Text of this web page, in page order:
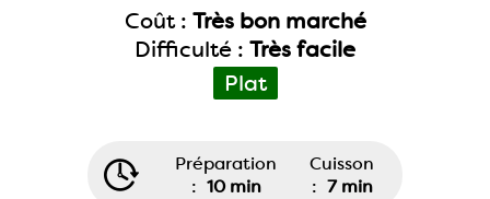
Coût : Très bon marché
Difficulté : Très facile
Plat
Préparation
: 10 min
Cuisson
: 7 min